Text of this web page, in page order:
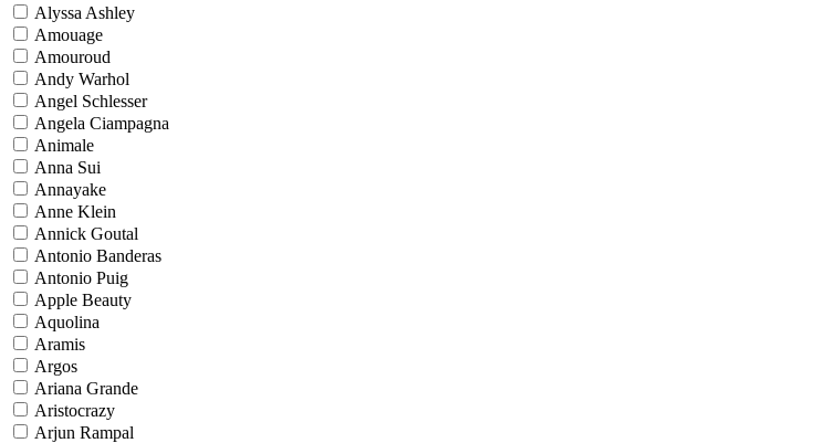
Alyssa Ashley
Amouage
Amouroud
Andy Warhol
Angel Schlesser
Angela Ciampagna
Animale
Anna Sui
Annayake
Anne Klein
Annick Goutal
Antonio Banderas
Antonio Puig
Apple Beauty
Aquolina
Aramis
Argos
Ariana Grande
Aristocrazy
Arjun Rampal